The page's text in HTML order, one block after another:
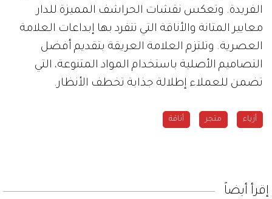
الفريدة. وتعكس نقشات الحراشف المميزة للدار
معايير المتانة والأناقة التي تتفرد بها إبداعات العلامة
العصرية. وتلتزم العلامة العريقة بتقديم أفضل
التصاميم الأصلية باستخدام المواد المتنوعة، التي
تضمن للعملاء إطلالة جذابة تخطف الأنظار.
أزياء متجر أناقة
إقرأ أيضاً